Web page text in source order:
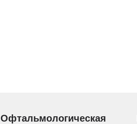
Офтальмологическая